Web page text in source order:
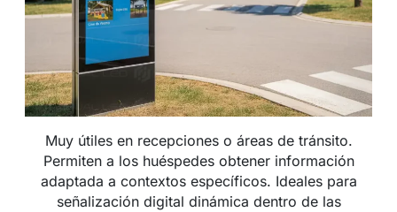
Muy útiles en recepciones o áreas de tránsito.
Permiten a los huéspedes obtener información
adaptada a contextos específicos. Ideales para
señalización digital dinámica dentro de las